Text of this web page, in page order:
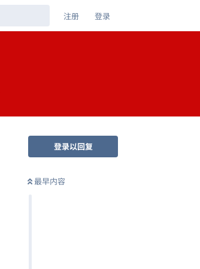
注册 登录
登录以回复
最早内容